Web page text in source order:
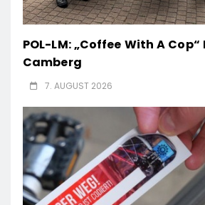
POL-LM: „Coffee With A Cop“
Camberg
7. AUGUST 2026